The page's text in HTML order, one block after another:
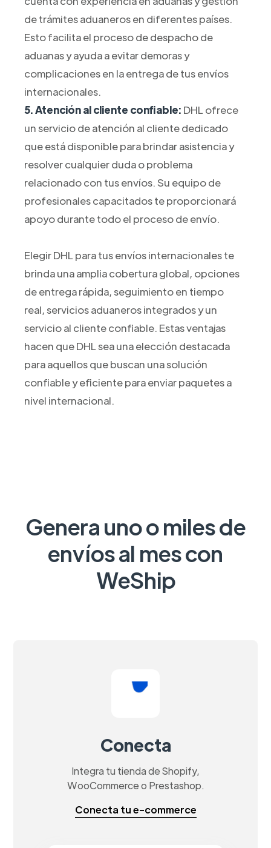
de trámites aduaneros en diferentes países.
Esto facilita el proceso de despacho de
aduanas y ayuda a evitar demoras y
complicaciones en la entrega de tus envíos
internacionales.
5. Atención al cliente confiable: DHL ofrece
un servicio de atención al cliente dedicado
que está disponible para brindar asistencia y
resolver cualquier duda o problema
relacionado con tus envíos. Su equipo de
profesionales capacitados te proporcionará
apoyo durante todo el proceso de envío.
Elegir DHL para tus envíos internacionales te
brinda una amplia cobertura global, opciones
de entrega rápida, seguimiento en tiempo
real, servicios aduaneros integrados y un
servicio al cliente confiable. Estas ventajas
hacen que DHL sea una elección destacada
para aquellos que buscan una solución
confiable y eficiente para enviar paquetes a
nivel internacional.
Genera uno o miles de
envíos al mes con
WeShip
Conecta
Integra tu tienda de Shopify,
WooCommerce o Prestashop.
Conecta tu e-commerce